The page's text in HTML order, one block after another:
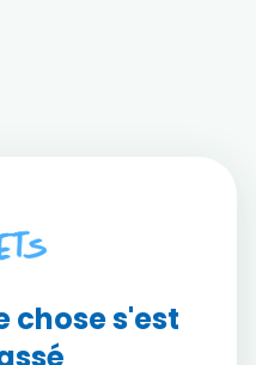
chose s'est